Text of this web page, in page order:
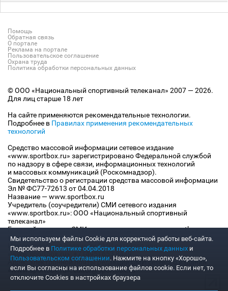
Помощь
Обратная связь
О портале
Реклама на портале
Пользовательское соглашение
Охрана труда
Политика обработки персональных данных
© ООО «Национальный спортивный телеканал» 2007 — 2026.
Для лиц старше 18 лет
На сайте применяются рекомендательные технологии.
Подробнее в Правилах применения рекомендательных
технологий
Средство массовой информации сетевое издание
«www.sportbox.ru» зарегистрировано Федеральной службой
по надзору в сфере связи, информационных технологий
и массовых коммуникаций (Роскомнадзор).
Свидетельство о регистрации средства массовой информации
Эл № ФС77-72613 от 04.04.2018
Название — www.sportbox.ru
Учредитель (соучредители) СМИ сетевого издания
«www.sportbox.ru»: ООО «Национальный спортивный
телеканал»
Главный редактор СМИ сетевого издания «www.sportbox.ru»:
Конов В.А.
Номер телефона редакции СМИ сетевого издания
«www.sportbox.ru»: +7 (495) 653 8419
Адрес электронной почты редакции СМИ сетевого издания
«www.sportbox.ru»: editor@sportbox.ru
Мы используем файлы Сookie для корректной работы веб-сайта.
Подробнее в Политике обработки персональных данных и
Пользовательском соглашении. Нажмите на кнопку «Хорошо»,
если Вы согласны на использование файлов cookie. Если нет, то
отключите Cookies в настройках браузера